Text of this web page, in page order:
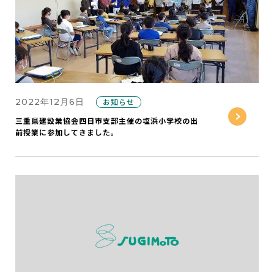
2022年12月6日
お知らせ
三重県建設業協会四日市支部主催の塩浜小学校の出
前授業に参加してきました。